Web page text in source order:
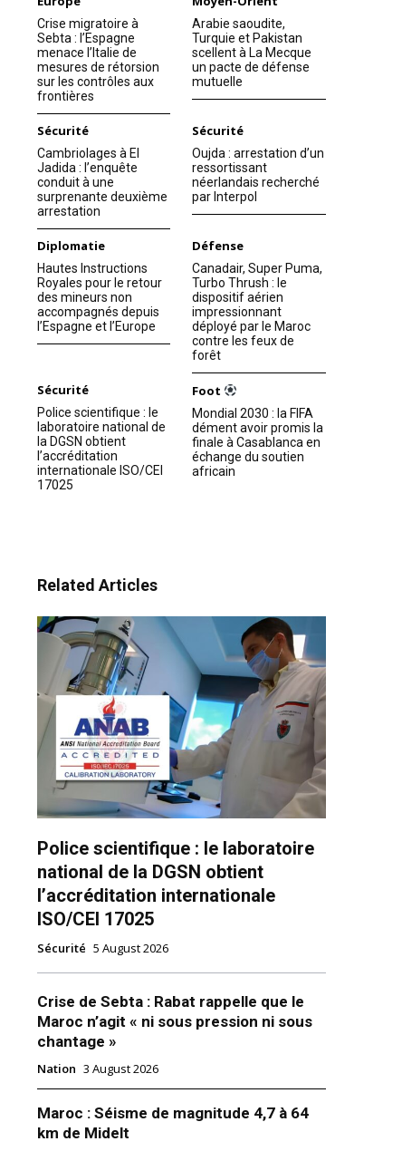
Crise migratoire à
Sebta : l’Espagne
menace l’Italie de
mesures de rétorsion
sur les contrôles aux
frontières
Arabie saoudite,
Turquie et Pakistan
scellent à La Mecque
un pacte de défense
mutuelle
Sécurité
Cambriolages à El
Jadida : l’enquête
conduit à une
surprenante deuxième
arrestation
Sécurité
Oujda : arrestation d’un
ressortissant
néerlandais recherché
par Interpol
Diplomatie
Hautes Instructions
Royales pour le retour
des mineurs non
accompagnés depuis
l’Espagne et l’Europe
Défense
Canadair, Super Puma,
Turbo Thrush : le
dispositif aérien
impressionnant
déployé par le Maroc
contre les feux de
forêt
Sécurité
Police scientifique : le
laboratoire national de
la DGSN obtient
l’accréditation
internationale ISO/CEI
17025
Foot
Mondial 2030 : la FIFA
dément avoir promis la
finale à Casablanca en
échange du soutien
africain
Related Articles
Police scientifique : le laboratoire
national de la DGSN obtient
l’accréditation internationale
ISO/CEI 17025
Sécurité 5 August 2026
Crise de Sebta : Rabat rappelle que le
Maroc n’agit « ni sous pression ni sous
chantage »
Nation 3 August 2026
Maroc : Séisme de magnitude 4,7 à 64
km de Midelt